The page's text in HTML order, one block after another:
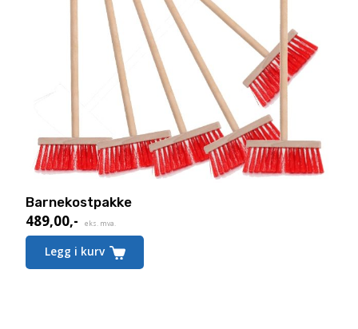
Barnekostpakke
489,00,- eks. mva.
Legg i kurv